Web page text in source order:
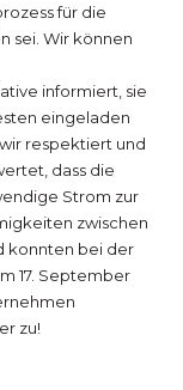
für die
sei. Wir können
informiert, sie
eingeladen
respektiert und
dass die
Strom zur
zwischen
konnten bei der
17. September
zu!